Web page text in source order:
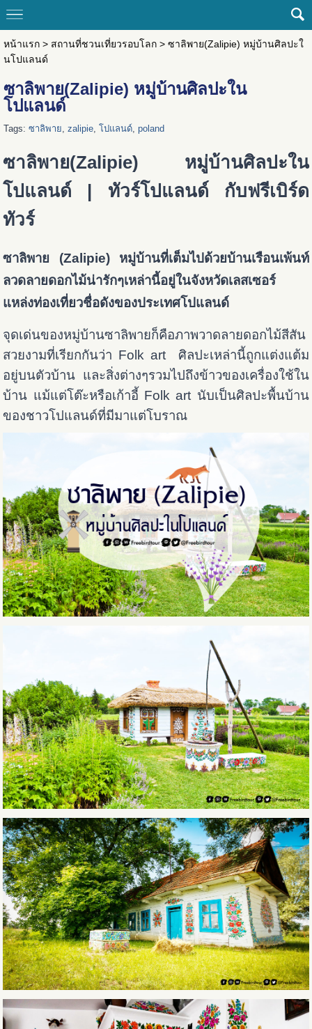
หน้าแรก> สถานที่ชวนเที่ยวรอบโลก> ซาลิพาย(Zalipie) หมู่บ้านศิลปะใ
นโปแลนด์
ซาลิพาย(Zalipie) หมู่บ้านศิลปะใน
โปแลนด์
Tags: ซาลิพาย, zalipie, โปแลนด์, poland
ซาลิพาย(Zalipie) หมู่บ้านศิลปะใน
โปแลนด์ | ทัวร์โปแลนด์ กับฟรีเบิร์ด
ทัวร์
ซาลิพาย (Zalipie) หมู่บ้านที่เต็มไปด้วยบ้านเรือนเพ้นท์
ลวดลายดอกไม้น่ารักๆเหล่านี้อยู่ในจังหวัดเลสเซอร์
แหล่งท่องเที่ยวชื่อดังของประเทศโปแลนด์
จุดเด่นของหมู่บ้านซาลิพายก็คือภาพวาดลายดอกไม้สีสัน
สวยงามที่เรียกกันว่า Folk art ศิลปะเหล่านี้ถูกแต่งแต้ม
อยู่บนตัวบ้าน และสิ่งต่างๆรวมไปถึงข้าวของเครื่องใช้ใน
บ้าน แม้แต่โต๊ะหรือเก้าอี้ Folk art นับเป็นศิลปะพื้นบ้าน
ของชาวโปแลนด์ที่มีมาแต่โบราณ